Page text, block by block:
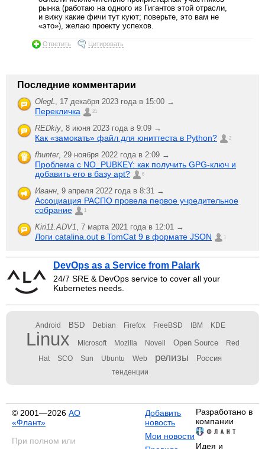
рынка (работаю на одного из Гигантов этой отрасли,
и вижу какие фичи тут куют; поверьте, это вам не
«это»), желаю проекту успехов.
Ответить Цитировать
Последние комментарии
OlegL 17 декабря 2023 года в 15:00 →
Перекличка 21
REDkiy 8 июня 2023 года в 9:09 →
Как «замокать» файл для юниттеста в Python? 2
fhunter, 29 ноября 2022 года в 2:09 →
Проблема с NO_PUBKEY: как получить GPG-ключ и
добавить его в базу apt?
6
Иванн 9 апреля 2022 года в 8:31 →
Ассоциация РАСПО провела первое учредительное
собрание
1
Kiri11.ADV1 7 марта 2021 года в 12:01 →
Логи catalina.out в TomCat 9 в формате JSON 1
DevOps as a Service from Palark
24/7 SRE & DevOps service to cover all your
Kubernetes needs.
Android BSD Debian Firefox FreeBSD IBM KDE
Linux Microsoft Mozilla Novell Open Source Red
Hat SCO Sun Ubuntu Web релизы Россия
тенденции
© 2001—2026 АО
«Флант»
При полном или
Добавить
новость
Мои новости
Разработано в
компании
Идея и